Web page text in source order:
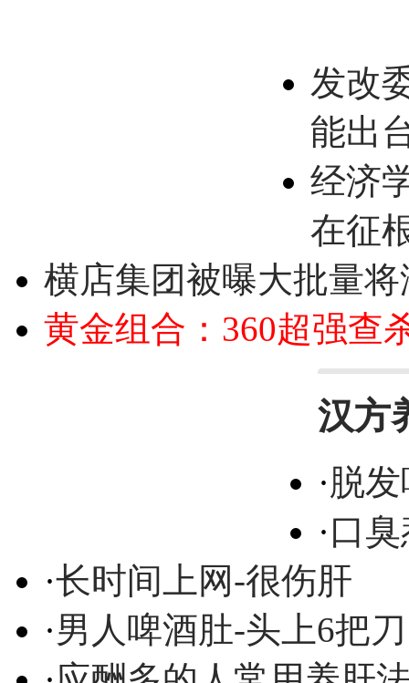
发改
能出
经济
在征
横店集团被曝大批量
黄金组合：360超强查
汉方
·脱
·口
·长时间上网-很伤肝
·男人啤酒肚-头上6把刀